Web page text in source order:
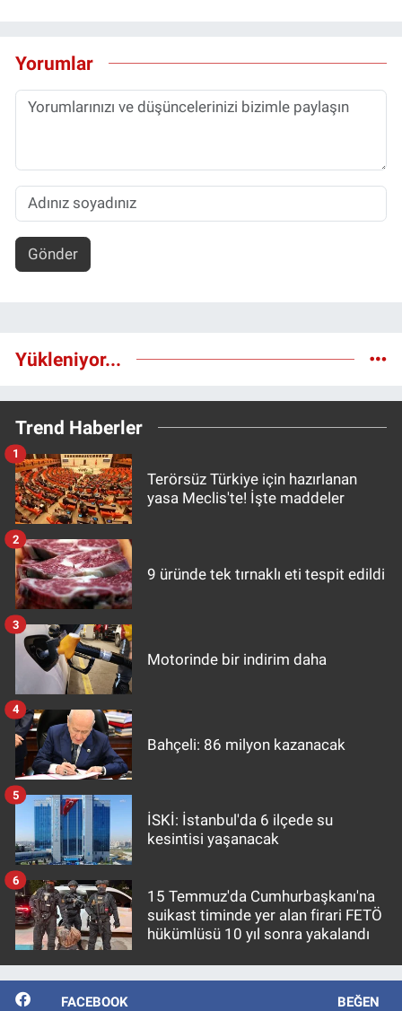
Yorumlar
Gönder
Yükleniyor...
Trend Haberler
Terörsüz Türkiye için hazırlanan
yasa Meclis'te! İşte maddeler
1
9 üründe tek tırnaklı eti tespit edildi
2
Motorinde bir indirim daha
3
Bahçeli: 86 milyon kazanacak
4
İSKİ: İstanbul'da 6 ilçede su
kesintisi yaşanacak
5
15 Temmuz'da Cumhurbaşkanı'na
suikast timinde yer alan firari FETÖ
hükümlüsü 10 yıl sonra yakalandı
6
FACEBOOK BEĞEN